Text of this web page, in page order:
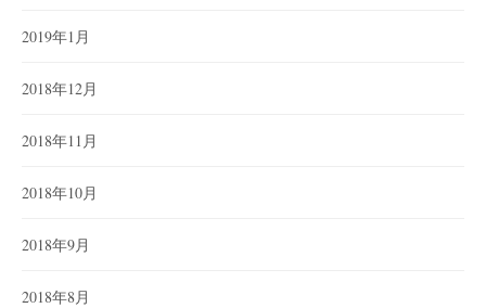
2019年1月
2018年12月
2018年11月
2018年10月
2018年9月
2018年8月